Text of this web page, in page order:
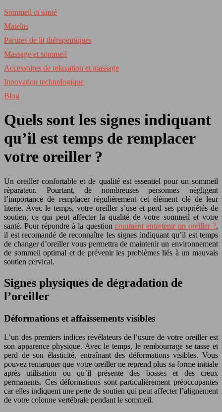
Sommeil et santé
Matelas
Parures de lit thérapeutiques
Massage et sommeil
Accessoires de relaxation et massage
Innovation technologique
Blog
Quels sont les signes indiquant
qu’il est temps de remplacer
votre oreiller ?
Un oreiller confortable et de qualité est essentiel pour un sommeil
réparateur. Pourtant, de nombreuses personnes négligent
l’importance de remplacer régulièrement cet élément clé de leur
literie. Avec le temps, votre oreiller s’use et perd ses propriétés de
soutien, ce qui peut affecter la qualité de votre sommeil et votre
santé. Pour répondre à la question comment entretenir un oreiller ?,
il est recomandé de reconnaître les signes indiquant qu’il est temps
de changer d’oreiller vous permettra de maintenir un environnement
de sommeil optimal et de prévenir les problèmes liés à un mauvais
soutien cervical.
Signes physiques de dégradation de
l’oreiller
Déformations et affaissements visibles
L’un des premiers indices révélateurs de l’usure de votre oreiller est
son apparence physique. Avec le temps, le rembourrage se tasse et
perd de son élasticité, entraînant des déformations visibles. Vous
pouvez remarquer que votre oreiller ne reprend plus sa forme initiale
après utilisation ou qu’il présente des bosses et des creux
permanents. Ces déformations sont particulièrement préoccupantes
car elles indiquent une perte de soutien qui peut affecter l’alignement
de votre colonne vertébrale pendant le sommeil.